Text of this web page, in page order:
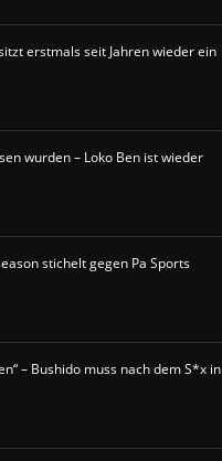
erstmals seit Jahren wieder ein
wurden – Loko Ben ist wieder
stichelt gegen Pa Sports
– Bushido muss nach dem S*x in